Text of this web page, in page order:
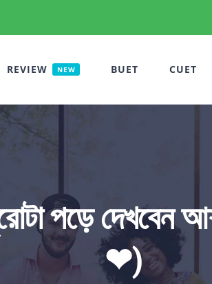
REVIEW NEW BUET CUET
পুরোটা পড়ে
❤)